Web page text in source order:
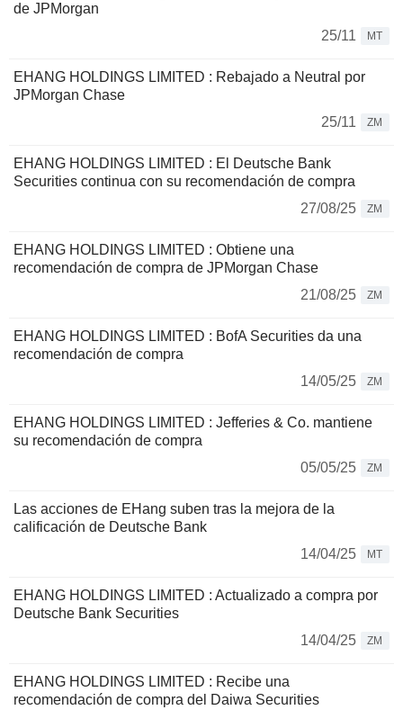
de JPMorgan
25/11
MT
EHANG HOLDINGS LIMITED : Rebajado a Neutral por
JPMorgan Chase
25/11
ZM
EHANG HOLDINGS LIMITED : El Deutsche Bank
Securities continua con su recomendación de compra
27/08/25
ZM
EHANG HOLDINGS LIMITED : Obtiene una
recomendación de compra de JPMorgan Chase
21/08/25
ZM
EHANG HOLDINGS LIMITED : BofA Securities da una
recomendación de compra
14/05/25
ZM
EHANG HOLDINGS LIMITED : Jefferies & Co. mantiene
su recomendación de compra
05/05/25
ZM
Las acciones de EHang suben tras la mejora de la
calificación de Deutsche Bank
14/04/25
MT
EHANG HOLDINGS LIMITED : Actualizado a compra por
Deutsche Bank Securities
14/04/25
ZM
EHANG HOLDINGS LIMITED : Recibe una
recomendación de compra del Daiwa Securities